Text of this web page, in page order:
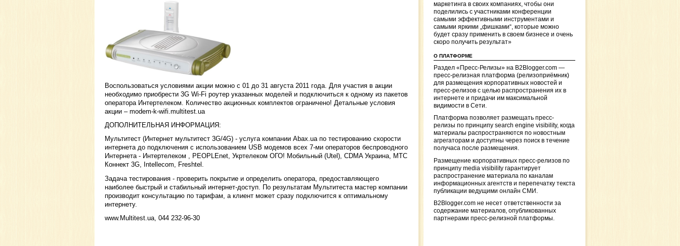
Воспользоваться условиями акции можно с 01 до 31 августа 2011 года. Для участия в акции
необходимо приобрести 3G Wi-Fi роутер указанных моделей и подключиться к одному из пакетов
оператора Интертелеком. Количество акционных комплектов ограничено! Детальные условия
акции – modem-k-wifi.multitest.ua
ДОПОЛНИТЕЛЬНАЯ ИНФОРМАЦИЯ:
Мультитест (Интернет мультитест 3G/4G) - услуга компании Abax.ua по тестированию скорости
интернета до подключения с использованием USB модемов всех 7-ми операторов беспроводного
Интернета - Интертелеком , PEOPLEnet, Укртелеком ОГО! Мобильный (Utel), CDMA Украина, МТС
Коннект 3G, Intellecom, Freshtel.
Задача тестирования - проверить покрытие и определить оператора, предоставляющего
наиболее быстрый и стабильный интернет-доступ. По результатам Мультитеста мастер компании
производит консультацию по тарифам, а клиент может сразу подключится к оптимальному
интернету.
www.Multitest.ua, 044 232-96-30
маркетинга в своих компаниях, чтобы они
поделились с участниками конференции
самыми эффективными инструментами и
самыми яркими „фишками“, которые можно
будет сразу применить в своем бизнесе и очень
скоро получить результат»
О ПЛАТФОРМЕ
Раздел «Пресс-Релизы» на B2Blogger.com —
пресс-релизная платформа (релизоприёмник)
для размещения корпоративных новостей и
пресс-релизов с целью распространения их в
интернете и придачи им максимальной
видимости в Сети.
Платформа позволяет размещать пресс-
релизы по принципу search engine visibility, когда
материалы распространяются по новостным
агрегаторам и доступны через поиск в течение
получаса после размещения.
Размещение корпоративных пресс-релизов по
принципу media visibility гарантирует
распространение материала по каналам
информационных агентств и перепечатку текста
публикации ведущими онлайн СМИ.
B2Blogger.com не несет ответственности за
содержание материалов, опубликованных
партнерами пресс-релизной платформы.